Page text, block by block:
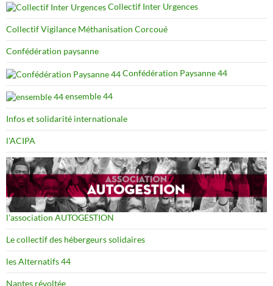
Collectif Inter Urgences
Collectif Vigilance Méthanisation Corcoué
Confédération paysanne
Confédération Paysanne 44
ensemble 44
Infos et solidarité internationale
l'ACIPA
l'association AUTOGESTION
Le collectif des hébergeurs solidaires
les Alternatifs 44
Nantes révoltée